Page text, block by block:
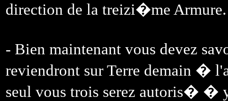
direction de la treizi�me Armure.
- Bien maintenant vous devez
reviendront sur Terre demain �
seul vous trois serez autoris� �